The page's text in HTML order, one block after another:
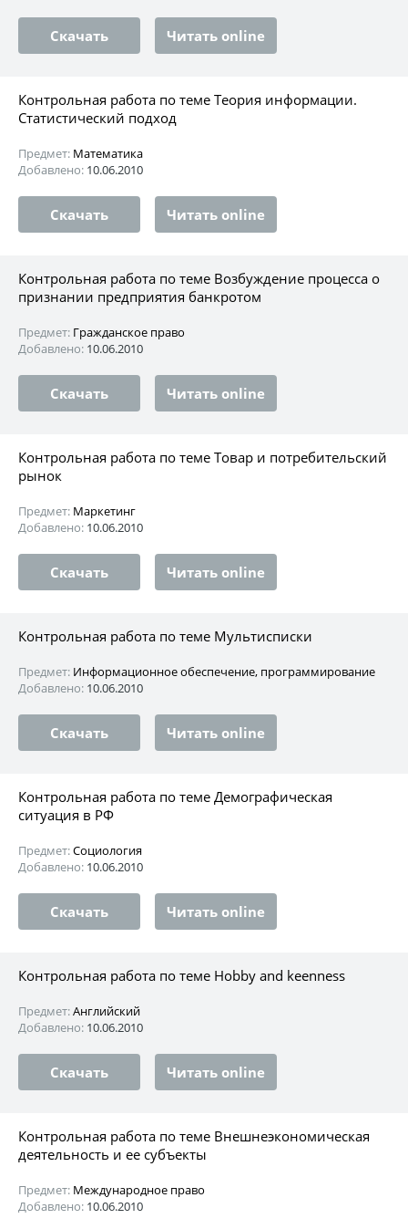
Скачать Читать online
Контрольная работа по теме Теория информации.
Статистический подход
Предмет: Математика
Добавлено: 10.06.2010
Скачать Читать online
Контрольная работа по теме Возбуждение процесса о
признании предприятия банкротом
Предмет: Гражданское право
Добавлено: 10.06.2010
Скачать Читать online
Контрольная работа по теме Товар и потребительский
рынок
Предмет: Маркетинг
Добавлено: 10.06.2010
Скачать Читать online
Контрольная работа по теме Мультисписки
Предмет: Информационное обеспечение, программирование
Добавлено: 10.06.2010
Скачать Читать online
Контрольная работа по теме Демографическая
ситуация в РФ
Предмет:Социология
Добавлено: 10.06.2010
Скачать Читать online
Контрольная работа по теме Hobby and keenness
Предмет:Английский
Добавлено: 10.06.2010
Скачать Читать online
Контрольная работа по теме Внешнеэкономическая
деятельность и ее субъекты
Предмет: Международное право
Добавлено: 10.06.2010